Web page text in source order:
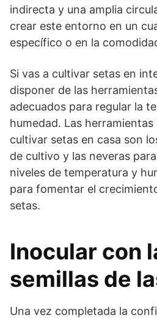
indirecta y una amplia
crear este entorno en un
específico o en la
Si vas a cultivar setas en
disponer de las
adecuados para regular la
humedad. Las
cultivar setas en casa son
de cultivo y las neveras
niveles de temperatura y
para fomentar el
setas.
Inocular con
semillas de
Una vez completada la